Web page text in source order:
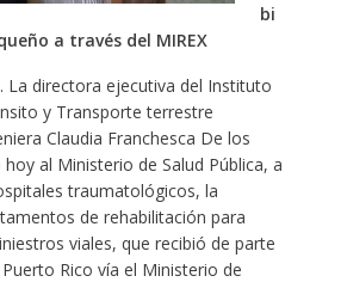
bi
a través del MIREX
La directora ejecutiva del Instituto
y Transporte terrestre
Claudia Franchesca De los
al Ministerio de Salud Pública, a
traumatológicos, la
de rehabilitación para
viales, que recibió de parte
Rico vía el Ministerio de